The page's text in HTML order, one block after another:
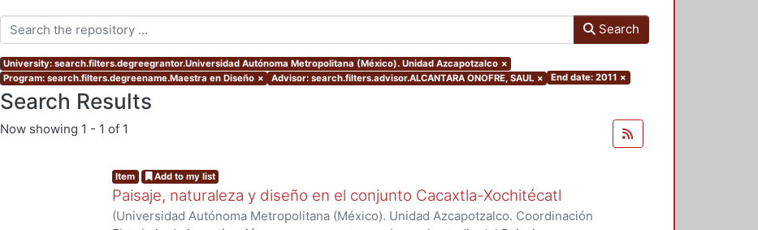
Search
University: search.filters.degreegrantor.Universidad Autónoma Metropolitana (México). Unidad Azcapotzalco ×
Program: search.filters.degreename.Maestra en Diseño × Advisor: search.filters.advisor.ALCANTARA ONOFRE, SAUL × End date: 2011 ×
Search Results
Now showing 1 - 1 of 1
Item Add to my list
Paisaje, naturaleza y diseño en el conjunto Cacaxtla-Xochitécatl
(Universidad Autónoma Metropolitana (México). Unidad Azcapotzalco. Coordinación